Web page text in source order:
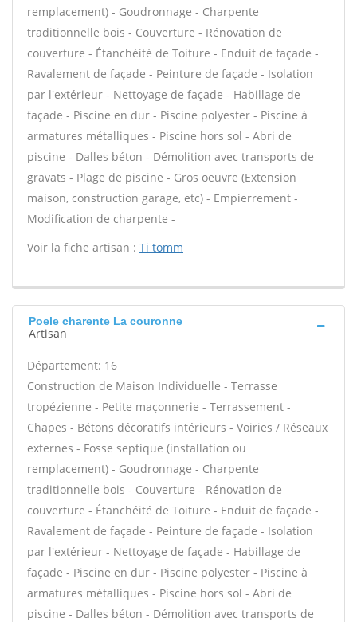
remplacement) - Goudronnage - Charpente
traditionnelle bois - Couverture - Rénovation de
couverture - Étanchéité de Toiture - Enduit de façade -
Ravalement de façade - Peinture de façade - Isolation
par l'extérieur - Nettoyage de façade - Habillage de
façade - Piscine en dur - Piscine polyester - Piscine à
armatures métalliques - Piscine hors sol - Abri de
piscine - Dalles béton - Démolition avec transports de
gravats - Plage de piscine - Gros oeuvre (Extension
maison, construction garage, etc) - Empierrement -
Modification de charpente -
Voir la fiche artisan : Ti tomm
Poele charente La couronne
Artisan
Département: 16
Construction de Maison Individuelle - Terrasse
tropézienne - Petite maçonnerie - Terrassement -
Chapes - Bétons décoratifs intérieurs - Voiries / Réseaux
externes - Fosse septique (installation ou
remplacement) - Goudronnage - Charpente
traditionnelle bois - Couverture - Rénovation de
couverture - Étanchéité de Toiture - Enduit de façade -
Ravalement de façade - Peinture de façade - Isolation
par l'extérieur - Nettoyage de façade - Habillage de
façade - Piscine en dur - Piscine polyester - Piscine à
armatures métalliques - Piscine hors sol - Abri de
piscine - Dalles béton - Démolition avec transports de